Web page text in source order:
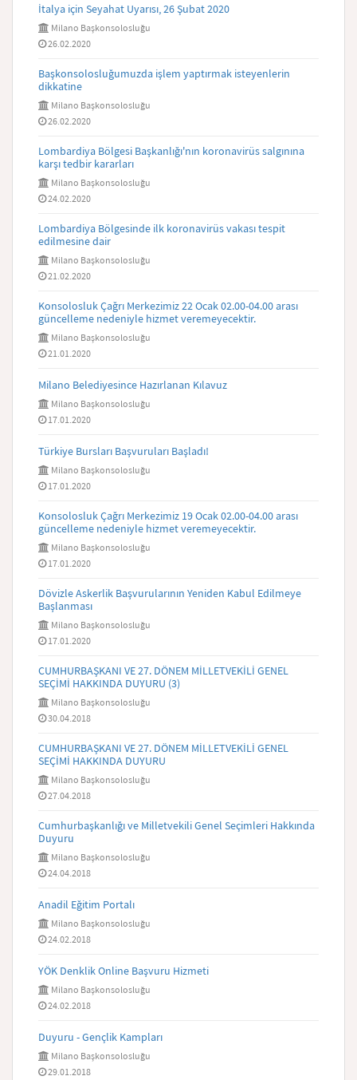
İtalya için Seyahat Uyarısı, 26 Şubat 2020
Milano Başkonsolosluğu
26.02.2020
Başkonsolosluğumuzda işlem yaptırmak isteyenlerin
dikkatine
Milano Başkonsolosluğu
26.02.2020
Lombardiya Bölgesi Başkanlığı'nın koronavirüs salgınına
karşı tedbir kararları
Milano Başkonsolosluğu
24.02.2020
Lombardiya Bölgesinde ilk koronavirüs vakası tespit
edilmesine dair
Milano Başkonsolosluğu
21.02.2020
Konsolosluk Çağrı Merkezimiz 22 Ocak 02.00-04.00 arası
güncelleme nedeniyle hizmet veremeyecektir.
Milano Başkonsolosluğu
21.01.2020
Milano Belediyesince Hazırlanan Kılavuz
Milano Başkonsolosluğu
17.01.2020
Türkiye Bursları Başvuruları Başladı!
Milano Başkonsolosluğu
17.01.2020
Konsolosluk Çağrı Merkezimiz 19 Ocak 02.00-04.00 arası
güncelleme nedeniyle hizmet veremeyecektir.
Milano Başkonsolosluğu
17.01.2020
Dövizle Askerlik Başvurularının Yeniden Kabul Edilmeye
Başlanması
Milano Başkonsolosluğu
17.01.2020
CUMHURBAŞKANI VE 27. DÖNEM MİLLETVEKİLİ GENEL
SEÇİMİ HAKKINDA DUYURU (3)
Milano Başkonsolosluğu
30.04.2018
CUMHURBAŞKANI VE 27. DÖNEM MİLLETVEKİLİ GENEL
SEÇİMİ HAKKINDA DUYURU
Milano Başkonsolosluğu
27.04.2018
Cumhurbaşkanlığı ve Milletvekili Genel Seçimleri Hakkında
Duyuru
Milano Başkonsolosluğu
24.04.2018
Anadil Eğitim Portalı
Milano Başkonsolosluğu
24.02.2018
YÖK Denklik Online Başvuru Hizmeti
Milano Başkonsolosluğu
24.02.2018
Duyuru - Gençlik Kampları
Milano Başkonsolosluğu
29.01.2018